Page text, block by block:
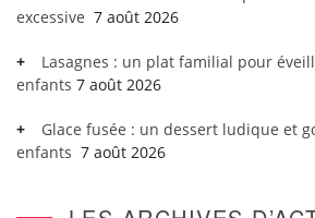
excessive 7 août 2026
Lasagnes : un plat familial pour
enfants 7 août 2026
Glace fusée : un dessert ludique et
enfants 7 août 2026